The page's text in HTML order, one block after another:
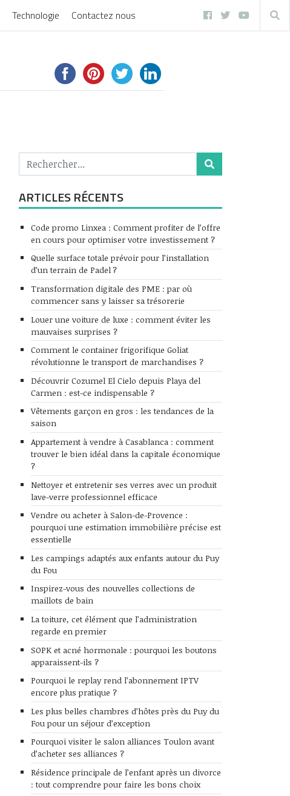
Technologie Contactez nous
ARTICLES RÉCENTS
Code promo Linxea : Comment profiter de l’offre
en cours pour optimiser votre investissement ?
Quelle surface totale prévoir pour l’installation
d’un terrain de Padel ?
Transformation digitale des PME : par où
commencer sans y laisser sa trésorerie
Louer une voiture de luxe : comment éviter les
mauvaises surprises ?
Comment le container frigorifique Goliat
révolutionne le transport de marchandises ?
Découvrir Cozumel El Cielo depuis Playa del
Carmen : est-ce indispensable ?
Vêtements garçon en gros : les tendances de la
saison
Appartement à vendre à Casablanca : comment
trouver le bien idéal dans la capitale économique
?
Nettoyer et entretenir ses verres avec un produit
lave-verre professionnel efficace
Vendre ou acheter à Salon-de-Provence :
pourquoi une estimation immobilière précise est
essentielle
Les campings adaptés aux enfants autour du Puy
du Fou
Inspirez-vous des nouvelles collections de
maillots de bain
La toiture, cet élément que l’administration
regarde en premier
SOPK et acné hormonale : pourquoi les boutons
apparaissent-ils ?
Pourquoi le replay rend l’abonnement IPTV
encore plus pratique ?
Les plus belles chambres d’hôtes près du Puy du
Fou pour un séjour d’exception
Pourquoi visiter le salon alliances Toulon avant
d’acheter ses alliances ?
Résidence principale de l’enfant après un divorce
: tout comprendre pour faire les bons choix